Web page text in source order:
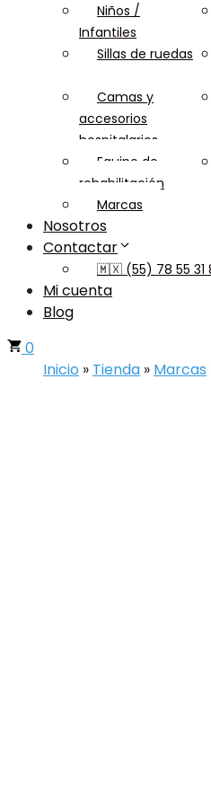
Niños /
Infantiles
Sillas de ruedas
Camas y
accesorios
hospitalarios
Equipo de
rehabilitación
Marcas
Nosotros
Contactar
🇲🇽 (55) 78 55 31
Mi cuenta
Blog
0
Inicio » Tienda » Marcas